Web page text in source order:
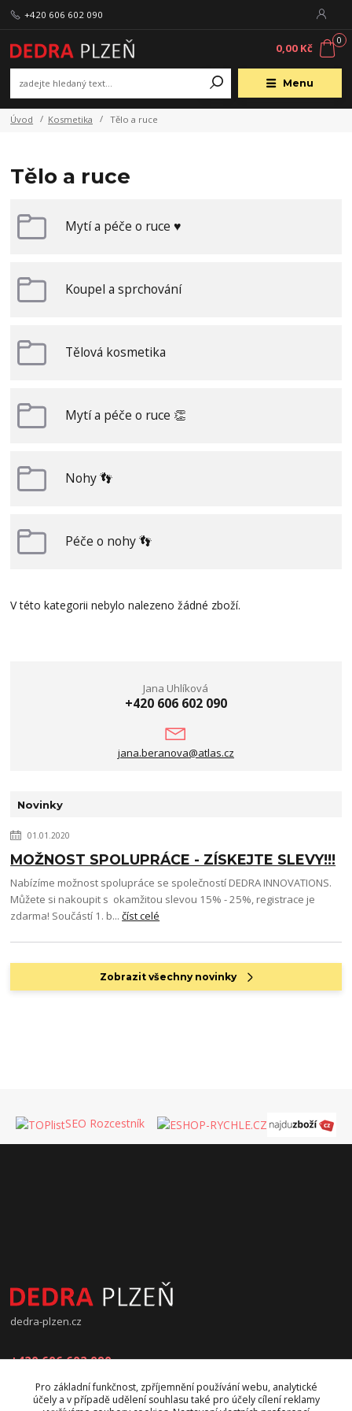
Menu
+420 606 602 090
0
0,00 Kč
Úvod Kosmetika Tělo a ruce
Tělo a ruce
Mytí a péče o ruce ♥
Koupel a sprchování
Tělová kosmetika
Mytí a péče o ruce 👏
Nohy 👣
Péče o nohy 👣
V této kategorii nebylo nalezeno žádné zboží.
Jana Uhlíková
+420 606 602 090
jana.beranova@atlas.cz
Novinky
01.01.2020
MOŽNOST SPOLUPRÁCE - ZÍSKEJTE SLEVY!!!
Nabízíme možnost spolupráce se společností DEDRA INNOVATIONS.
Můžete si nakoupit s okamžitou slevou 15% - 25%, registrace je
zdarma! Součástí 1. b...číst celé
Zobrazit všechny novinky
SEO Rozcestník
dedra-plzen.cz
+420 606 602 090
jana.beranova@atlas.cz
Pro základní funkčnost, zpříjemnění používání webu, analytické
účely a v případě udělení souhlasu také pro účely cílení reklamy